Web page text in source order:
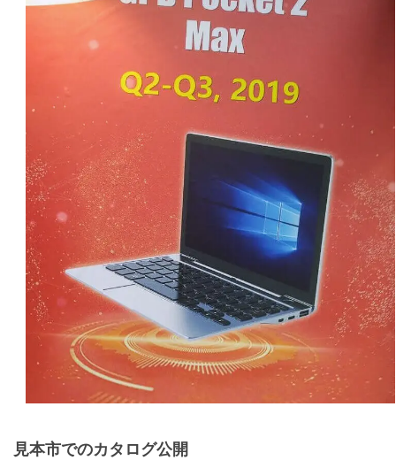
見本市でのカタログ公開